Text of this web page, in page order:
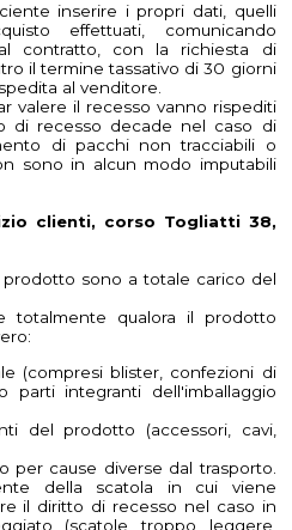
inserire i propri dati, quelli
effettuati, comunicando
contratto, con la richiesta di
il termine tassativo di 30 giorni
al venditore.
valere il recesso vanno rispediti
di recesso decade nel caso di
di pacchi non tracciabili o
sono in alcun modo imputabili
clienti, corso Togliatti 38,
sono a totale carico del
totalmente qualora il prodotto
(compresi blister, confezioni di
parti integranti dell'imballaggio
del prodotto (accessori, cavi,
cause diverse dal trasporto.
della scatola in cui viene
il diritto di recesso nel caso in
(scatole troppo leggere,